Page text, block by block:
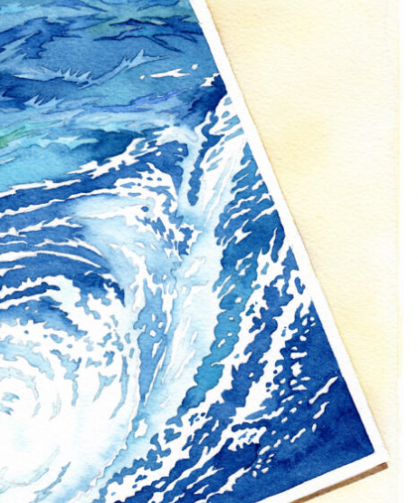
スイーツ
野菜・くだもの
いきもの
動物
植物
人物
女性
キッズ・ファミリー
男性